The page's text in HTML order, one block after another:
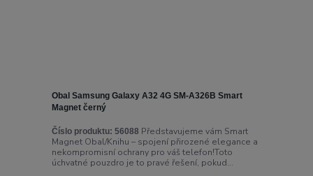
Obal Samsung Galaxy A32 4G SM-A326B Smart
Magnet černý
Číslo produktu: 56088 Představujeme vám Smart
Magnet Obal/Knihu – spojení přirozené elegance a
nekompromisní ochrany pro váš telefon!Toto
úchvatné pouzdro je to pravé řešení, pokud...